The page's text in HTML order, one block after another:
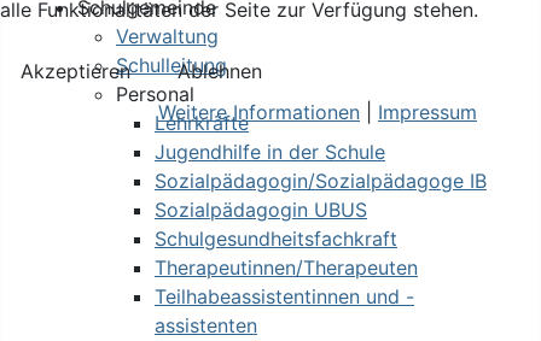
Schulgemeinde
Verwaltung
Schulleitung
Personal
Lehrkräfte
Jugendhilfe in der Schule
Sozialpädagogin/Sozialpädagoge IB
Sozialpädagogin UBUS
Schulgesundheitsfachkraft
Therapeutinnen/Therapeuten
Teilhabeassistentinnen und -
assistenten
alle Funktionalitäten der Seite zur Verfügung stehen.
Akzeptieren
Ablehnen
Weitere Informationen
Impressum